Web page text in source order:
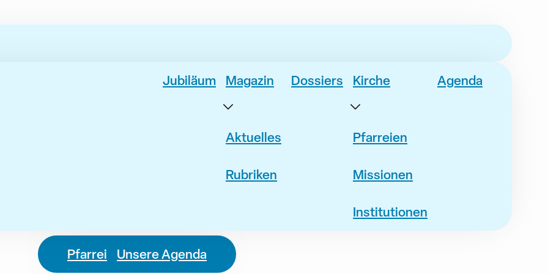
Jubiläum Magazin
Aktuelles
Rubriken
Dossiers Kirche
Pfarreien
Missionen
Institutionen
Agenda
Pfarrei Unsere Agenda